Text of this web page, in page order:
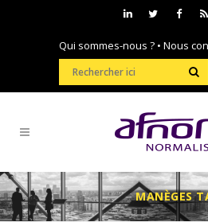
Qui sommes-nous ? • Nous
MANÈGES